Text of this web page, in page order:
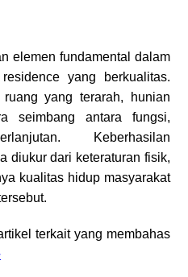
elemen fundamental dalam
yang berkualitas.
yang terarah, hunian
seimbang antara fungsi,
Keberhasilan
diukur dari keteraturan fisik,
kualitas hidup masyarakat
terkait yang membahas